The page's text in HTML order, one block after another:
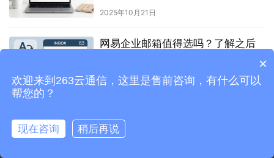
2025年10月21日
网易企业邮箱值得选吗？了解之后
2025年7月24日
©1998-2023北京二六三企业通信有限公司
×
欢迎来到263云通信，这里是售前咨询，有什么可以
帮您的？
现在咨询 稍后再说